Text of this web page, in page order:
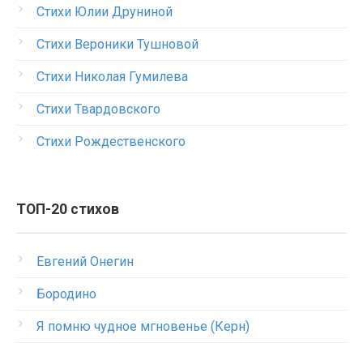
Стихи Юлии Друниной
Стихи Вероники Тушновой
Стихи Николая Гумилева
Стихи Твардовского
Стихи Рождественского
ТОП-20 стихов
Евгений Онегин
Бородино
Я помню чудное мгновенье (Керн)